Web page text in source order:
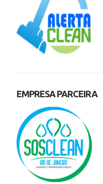
EMPRESA PARCEIRA